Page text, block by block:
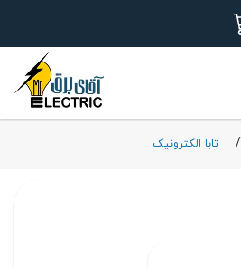
تابا الکترونیک